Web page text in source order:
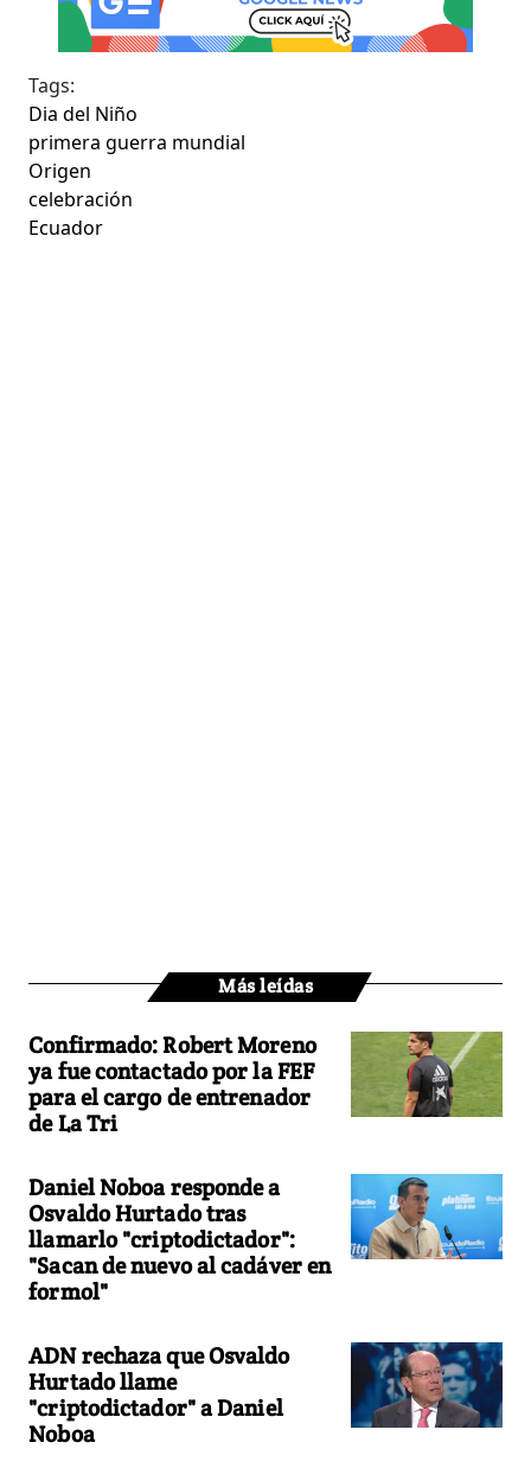
Tags:
Dia del Niño
primera guerra mundial
Origen
celebración
Ecuador
Más leídas
Confirmado: Robert Moreno
ya fue contactado por la FEF
para el cargo de entrenador
de La Tri
Daniel Noboa responde a
Osvaldo Hurtado tras
llamarlo "criptodictador":
"Sacan de nuevo al cadáver en
formol"
ADN rechaza que Osvaldo
Hurtado llame
"criptodictador" a Daniel
Noboa